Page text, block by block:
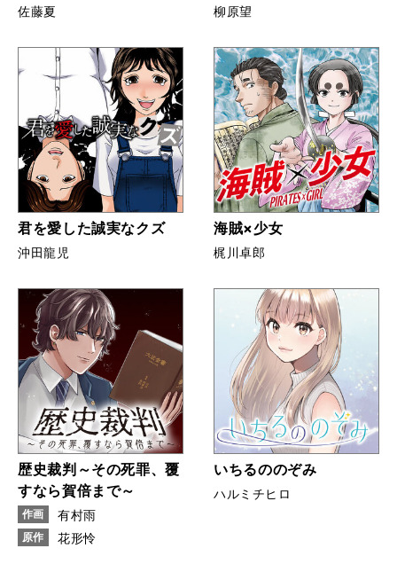
佐藤夏 柳原望
君を愛した誠実なクズ
沖田龍児
海賊×少女
梶川卓郎
歴史裁判～その死罪、覆
すなら賀倍まで～
作画 有村雨
原作 花形怜
いちるののぞみ
ハルミチヒロ